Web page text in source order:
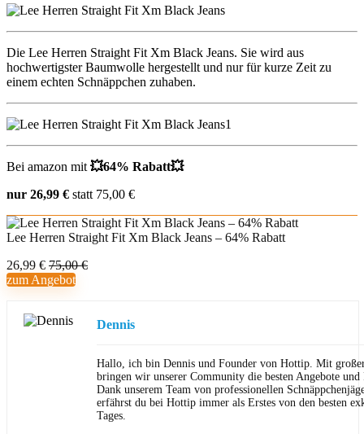
Die Lee Herren Straight Fit Xm Black Jeans. Sie wird aus
hochwertigster Baumwolle hergestellt und nur für kurze Zeit zu
einem echten Schnäppchen zuhaben.
Bei amazon mit 💥64% Rabatt💥
nur 26,99 € statt 75,00 €
Lee Herren Straight Fit Xm Black Jeans – 64% Rabatt
26,99 € 75,00 €
zum Angebot
Dennis
Hallo, ich bin Dennis und Founder von Hottip. Mit
bringen wir unserer Community die besten Angebote und
Dank unserem Team von professionellen
erfährst du bei Hottip immer als Erstes von den besten
Tages.